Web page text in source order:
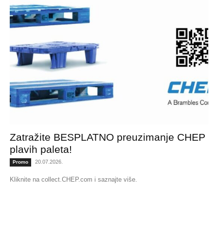
Zatražite BESPLATNO preuzimanje CHEP
plavih paleta!
Promo 20.07.2026.
Kliknite na collect.CHEP.com i saznajte više.